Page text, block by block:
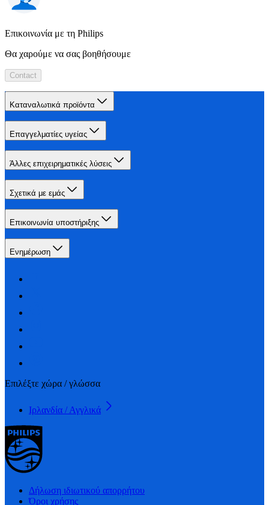
Επικοινωνία με τη Philips
Θα χαρούμε να σας βοηθήσουμε
Contact
Καταναλωτικά προϊόντα
Επαγγελματίες υγείας
Άλλες επιχειρηματικές λύσεις
Σχετικά με εμάς
Επικοινωνία υποστήριξης
Ενημέρωση
Επιλέξτε χώρα / γλώσσα
Ιρλανδία / Αγγλικά
Δήλωση ιδιωτικού απορρήτου
Όροι χρήσης